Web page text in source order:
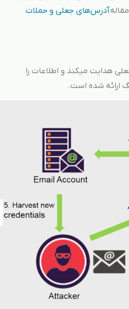
آدرس‌های جعلی و حملات
هدایت میکند و اطلاعات را
ارائه شده است.